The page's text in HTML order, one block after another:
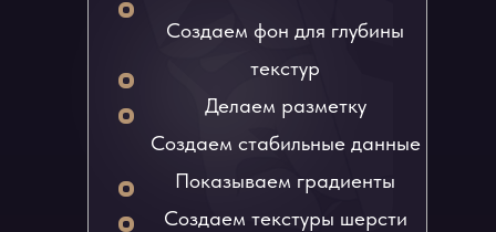
Создаем фон для глубины
текстур
Делаем разметку
Создаем стабильные данные
Показываем градиенты
Создаем текстуры шерсти